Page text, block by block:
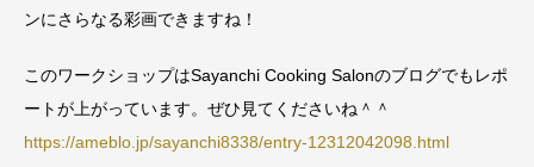
ンにさらなる彩画できますね！
このワークショップはSayanchi Cooking Salonのブログでもレポ
ートが上がっています。ぜひ見てくださいね＾＾
https://ameblo.jp/sayanchi8338/entry-12312042098.html